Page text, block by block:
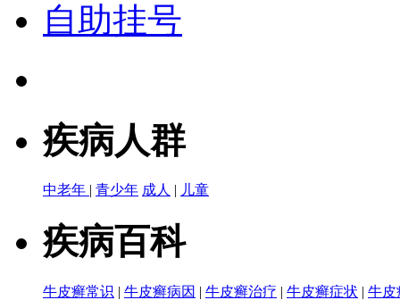
自助挂号
疾病人群
中老年 | 青少年 成人 | 儿童
疾病百科
牛皮癣常识 | 牛皮癣病因 | 牛皮癣治疗 | 牛皮癣症状 | 牛皮